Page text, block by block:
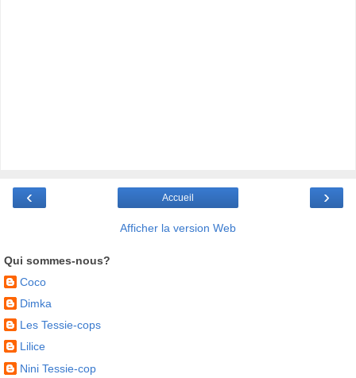
‹ ›
Accueil
Afficher la version Web
Qui sommes-nous?
Coco
Dimka
Les Tessie-cops
Lilice
Nini Tessie-cop